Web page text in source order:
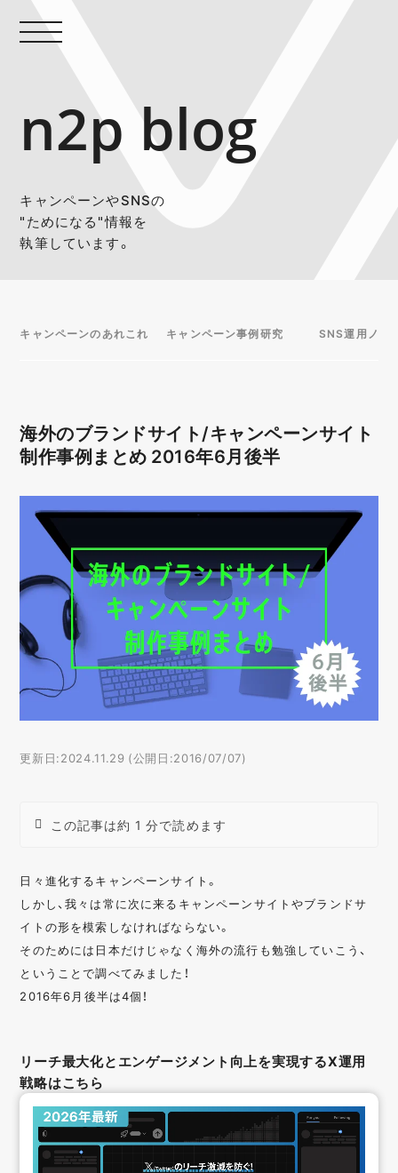
n2p blog
キャンペーンやSNSの
"ためになる"情報を
執筆しています。
キャンペーンのあれこれ キャンペーン事例研究 SNS運用ノウ
海外のブランドサイト/キャンペーンサイト
制作事例まとめ 2016年6月後半
更新日:2024.11.29 (公開日:2016/07/07)
この記事は約 1 分で読めます
日々進化するキャンペーンサイト。
しかし、我々は常に次に来るキャンペーンサイトやブランドサ
イトの形を模索しなければならない。
そのためには日本だけじゃなく海外の流行も勉強していこう、
ということで調べてみました！
2016年6月後半は4個！
リーチ最大化とエンゲージメント向上を実現するX運用
戦略はこちら